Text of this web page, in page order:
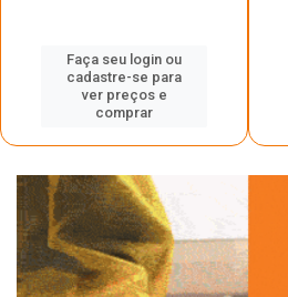
Faça seu login ou
cadastre-se para
ver preços e
comprar